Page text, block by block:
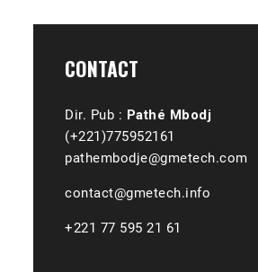
CONTACT
Dir. Pub : Pathé Mbodj
(+221)775952161
pathembodje@gmetech.com
contact@gmetech.info
+221 77 595 21 61